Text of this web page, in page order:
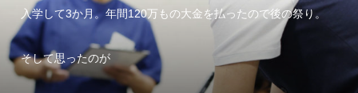
入学して3か月。年間120万もの大金を払ったので後の祭り。
そして思ったのが